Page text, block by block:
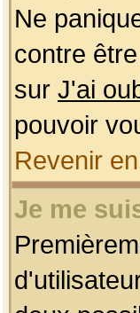
Ne
contre
sur J'ai
pouvoir
Revenir
Je me